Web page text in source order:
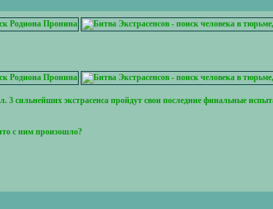
3 сильнейших экстрасенса пройдут свои последние финальные
с ним произошло?